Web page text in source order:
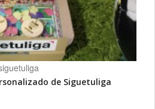
de Siguetuliga